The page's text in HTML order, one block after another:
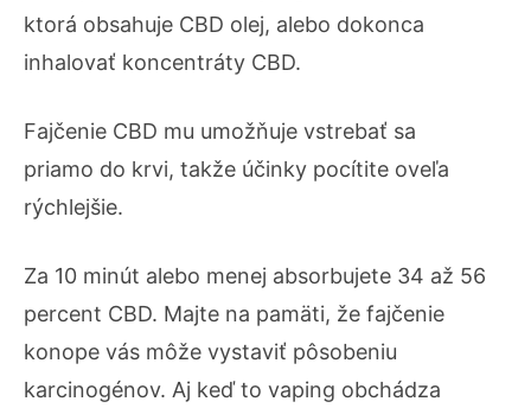
ktorá obsahuje CBD olej, alebo dokonca
inhalovať koncentráty CBD.
Fajčenie CBD mu umožňuje vstrebať sa
priamo do krvi, takže účinky pocítite oveľa
rýchlejšie.
Za 10 minút alebo menej absorbujete 34 až 56
percent CBD. Majte na pamäti, že fajčenie
konope vás môže vystaviť pôsobeniu
karcinogénov. Aj keď to vaping obchádza